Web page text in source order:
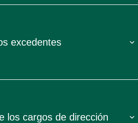
excedentes
los cargos de dirección